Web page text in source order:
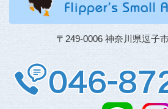
〒249-0006 神奈川県逗子